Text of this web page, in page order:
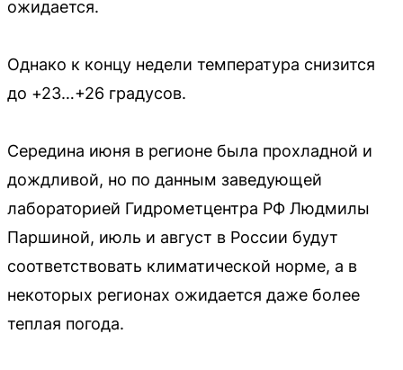
ожидается.
Однако к концу недели температура снизится
до +23…+26 градусов.
Середина июня в регионе была прохладной и
дождливой, но по данным заведующей
лабораторией Гидрометцентра РФ Людмилы
Паршиной, июль и август в России будут
соответствовать климатической норме, а в
некоторых регионах ожидается даже более
теплая погода.